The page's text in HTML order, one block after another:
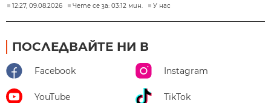
12:27, 09.08.2026 Чете се за: 03:12 мин. У нас
ПОСЛЕДВАЙТЕ НИ В
Facebook Instagram
YouTube TikTok